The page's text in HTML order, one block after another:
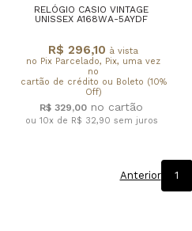
RELÓGIO CASIO VINTAGE
UNISSEX A168WA-5AYDF
R$ 296,10 à vista
no Pix Parcelado, Pix, uma vez
no
cartão de crédito ou Boleto (10%
Off)
R$ 329,00
ou 10x de R$ 32,90 sem juros
Anterior 1